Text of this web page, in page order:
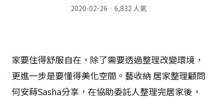
2020-02-26 · 6,832 人氣
家要住得舒服自在，除了需要透過整理改變環境，
更進一步是要懂得美化空間。藝收納 居家整理顧問
何安蒔Sasha分享，在協助委託人整理完居家後，